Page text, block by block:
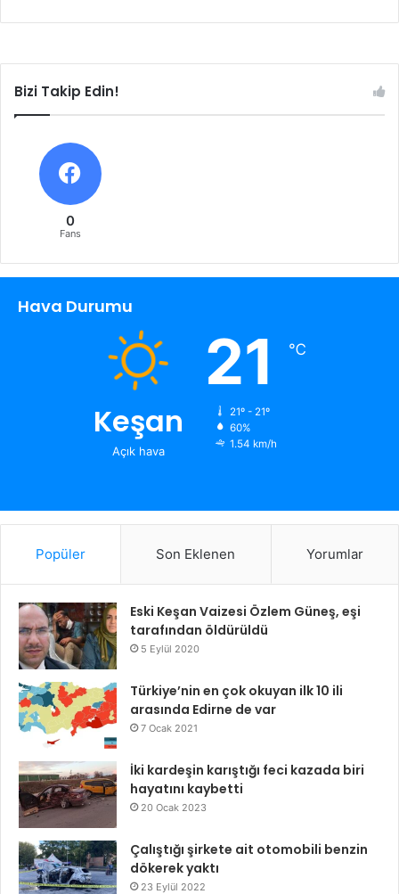
Bizi Takip Edin!
0
Fans
Hava Durumu
Keşan
Açık hava
21 ℃
21º - 21º
60%
1.54 km/h
Popüler Son Eklenen Yorumlar
Eski Keşan Vaizesi Özlem Güneş, eşi
tarafından öldürüldü
5 Eylül 2020
Türkiye’nin en çok okuyan ilk 10 ili
arasında Edirne de var
7 Ocak 2021
İki kardeşin karıştığı feci kazada biri
hayatını kaybetti
20 Ocak 2023
Çalıştığı şirkete ait otomobili benzin
dökerek yaktı
23 Eylül 2022